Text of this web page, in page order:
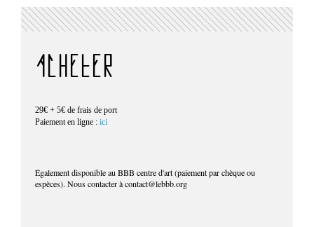
ACHETER
29€ + 5€ de frais de port
Paiement en ligne : ici
Également disponible au BBB centre d'art (paiement par chèque ou
espèces). Nous contacter à contact@lebbb.org